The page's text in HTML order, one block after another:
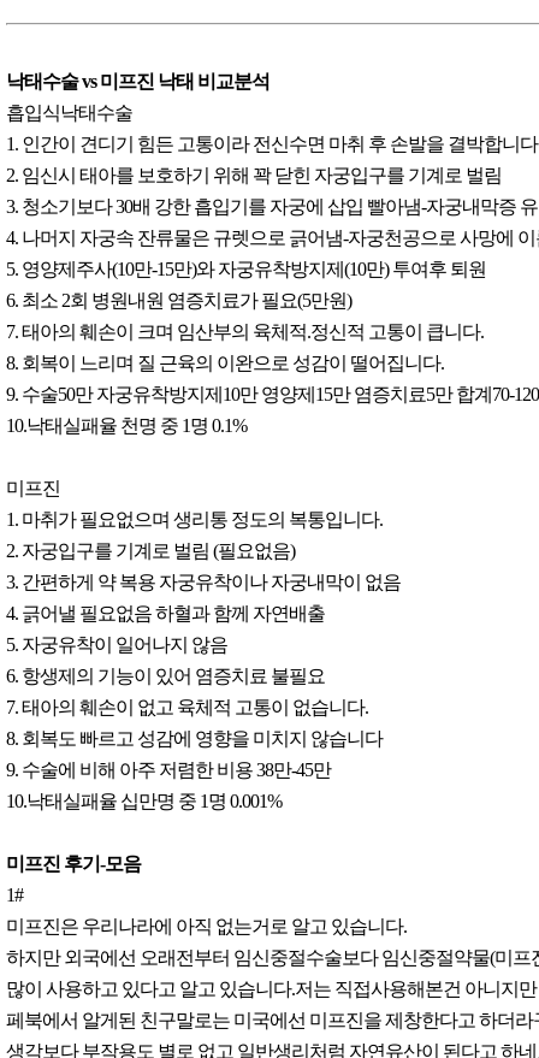
낙태수술 vs 미프진 낙태 비교분석
흡입식낙태수술
1. 인간이 견디기 힘든 고통이라 전신수면 마취 후 손발을 결박합니
2. 임신시 태아를 보호하기 위해 꽉 닫힌 자궁입구를 기계로 벌림
3. 청소기보다 30배 강한 흡입기를 자궁에 삽입 빨아냄-자궁내막증
4. 나머지 자궁속 잔류물은 규렛으로 긁어냄-자궁천공으로 사망에
5. 영양제주사(10만-15만)와 자궁유착방지제(10만) 투여후 퇴원
6. 최소 2회 병원내원 염증치료가 필요(5만원)
7. 태아의 훼손이 크며 임산부의 육체적.정신적 고통이 큽니다.
8. 회복이 느리며 질 근육의 이완으로 성감이 떨어집니다.
9. 수술50만 자궁유착방지제10만 영양제15만 염증치료5만 합계70-
10.낙태실패율 천명 중 1명 0.1%
미프진
1. 마취가 필요없으며 생리통 정도의 복통입니다.
2. 자궁입구를 기계로 벌림 (필요없음)
3. 간편하게 약 복용 자궁유착이나 자궁내막이 없음
4. 긁어낼 필요없음 하혈과 함께 자연배출
5. 자궁유착이 일어나지 않음
6. 항생제의 기능이 있어 염증치료 불필요
7. 태아의 훼손이 없고 육체적 고통이 없습니다.
8. 회복도 빠르고 성감에 영향을 미치지 않습니다
9. 수술에 비해 아주 저렴한 비용 38만-45만
10.낙태실패율 십만명 중 1명 0.001%
미프진 후기-모음
1#
미프진은 우리나라에 아직 없는거로 알고 있습니다.
하지만 외국에선 오래전부터 임신중절수술보다 임신중절약물(미프
많이 사용하고 있다고 알고 있습니다.저는 직접사용해본건 아니지만
페북에서 알게된 친구말로는 미국에선 미프진을 제창한다고 하더라
생각보다 부작용도 별로 없고 일반생리처럼 자연유산이 된다고 하